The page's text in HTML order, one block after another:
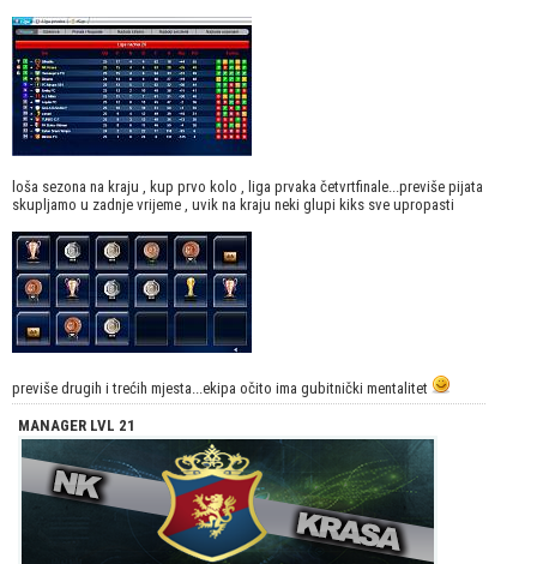
loša sezona na kraju , kup prvo kolo , liga prvaka četvrtfinale...previše pijata
skupljamo u zadnje vrijeme , uvik na kraju neki glupi kiks sve upropasti
previše drugih i trećih mjesta...ekipa očito ima gubitnički mentalitet
MANAGER LVL 21